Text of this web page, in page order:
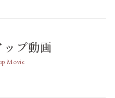
プ動画
Movie